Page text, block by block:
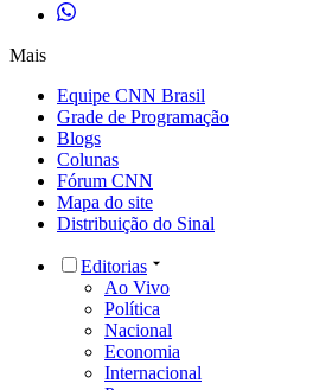
Mais
Equipe CNN Brasil
Grade de Programação
Blogs
Colunas
Fórum CNN
Mapa do site
Distribuição do Sinal
Editorias
Ao Vivo
Política
Nacional
Economia
Internacional